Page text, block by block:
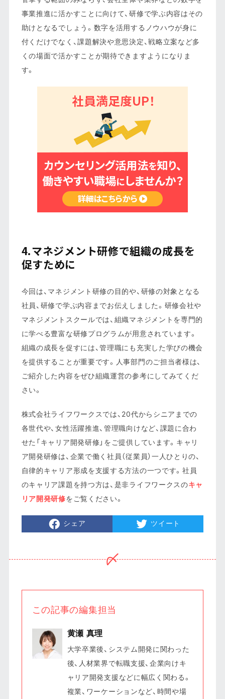
事業推進に活かすことに向けて、研修で学ぶ内容はその
助けとなるでしょう。数字を活用するノウハウが身に
付くだけでなく、課題解決や意思決定、戦略立案など多
くの場面で活かすことが期待できますようになりま
す。
4.マネジメント研修で組織の成長を
促すために
今回は、マネジメント研修の目的や、研修の対象となる
社員、研修で学ぶ内容までお伝えしました。研修会社や
マネジメントスクールでは、組織マネジメントを専門的
に学べる豊富な研修プログラムが用意されています。
組織の成長を促すには、管理職にも充実した学びの機会
を提供することが重要です。人事部門のご担当者様は、
ご紹介した内容をぜひ組織運営の参考にしてみてくだ
さい。
株式会社ライフワークスでは、20代からシニアまでの
各世代や、女性活躍推進、管理職向けなど、課題に合わ
せた「キャリア開発研修」をご提供しています。キャリ
ア開発研修は、企業で働く社員（従業員）一人ひとりの、
自律的キャリア形成を支援する方法の一つです。社員
のキャリア課題を持つ方は、是非ライフワークスのキャ
リア開発研修をご覧ください。
シェア ツイート
この記事の編集担当
黄瀬 真理
大学卒業後、システム開発に関わった
後、人材業界で転職支援、企業向けキ
ャリア開発支援などに幅広く関わる。
複業、ワーケーションなど、時間や場